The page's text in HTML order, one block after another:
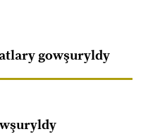
gowşuryldy